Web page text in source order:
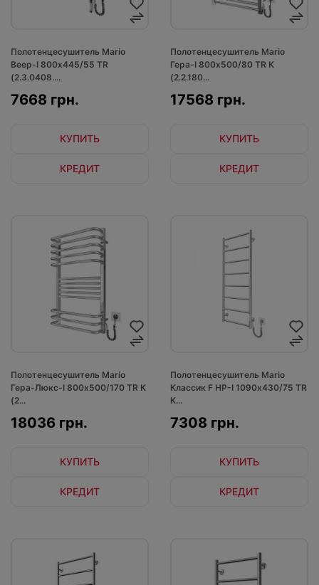
Полотенцесушитель Mario
Веер-I 800х445/55 TR
(2.3.0408....
7668 грн.
КУПИТЬ
КРЕДИТ
Полотенцесушитель Mario
Гера-I 800х500/80 TR К
(2.2.180...
17568 грн.
КУПИТЬ
КРЕДИТ
Полотенцесушитель Mario
Гера-Люкс-I 800х500/170 TR К
(2...
18036 грн.
КУПИТЬ
КРЕДИТ
Полотенцесушитель Mario
Классик F НР-I 1090х430/75 TR
K...
7308 грн.
КУПИТЬ
КРЕДИТ